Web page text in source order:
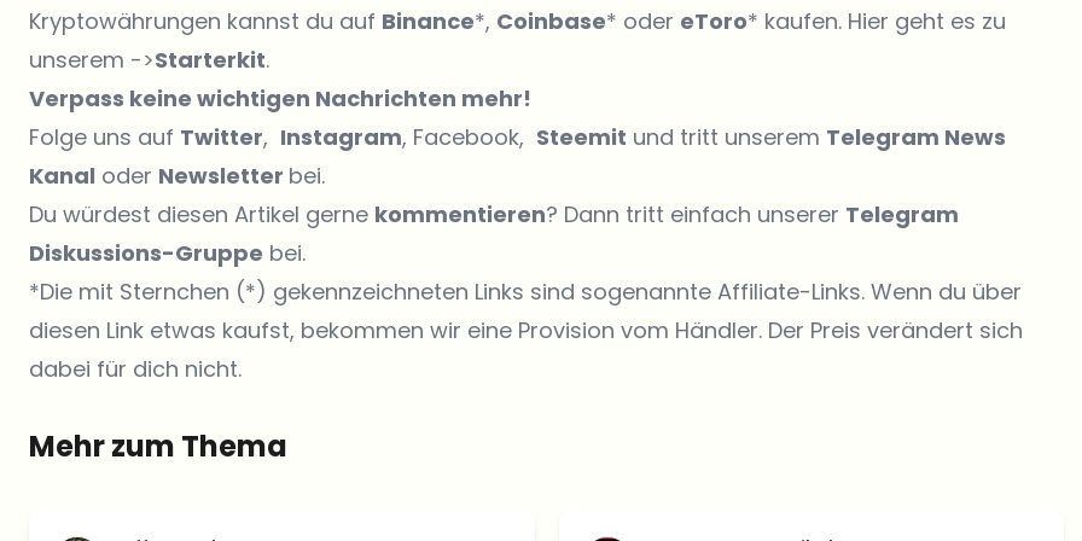
Kryptowährungen kannst du auf Binance*, Coinbase* oder eToro* kaufen. Hier geht es zu
unserem ->Starterkit.
Verpass keine wichtigen Nachrichten mehr!
Folge uns auf Twitter, Instagram, Facebook, Steemit und tritt unserem Telegram News
Kanal oder Newsletter bei.
Du würdest diesen Artikel gerne kommentieren? Dann tritt einfach unserer Telegram
Diskussions-Gruppe bei.
*Die mit Sternchen (*) gekennzeichneten Links sind sogenannte Affiliate-Links. Wenn du über
diesen Link etwas kaufst, bekommen wir eine Provision vom Händler. Der Preis verändert sich
dabei für dich nicht.
Mehr zum Thema